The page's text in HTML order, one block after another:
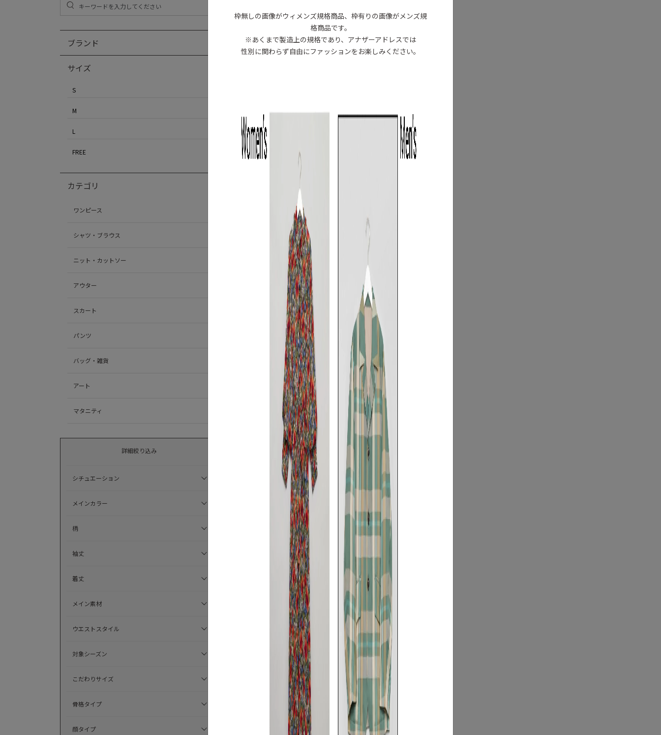
ブランド
サイズ
S
M
L
FREE
カテゴリ
ワンピース
シャツ・ブラウス
ニット・カットソー
アウター
スカート
パンツ
バッグ・雑貨
アート
マタニティ
詳細絞り込み
シチュエーション
メインカラー
柄
袖丈
着丈
メイン素材
ウエストスタイル
対象シーズン
こだわりサイズ
骨格タイプ
顔タイプ
枠無しの画像がウィメンズ規格商品、 枠有りの画像がメンズ規
格商品です。
※あくまで製造上の規格であり、アナザーアドレスでは
性別に関わらず自由にファッションをお楽しみください。